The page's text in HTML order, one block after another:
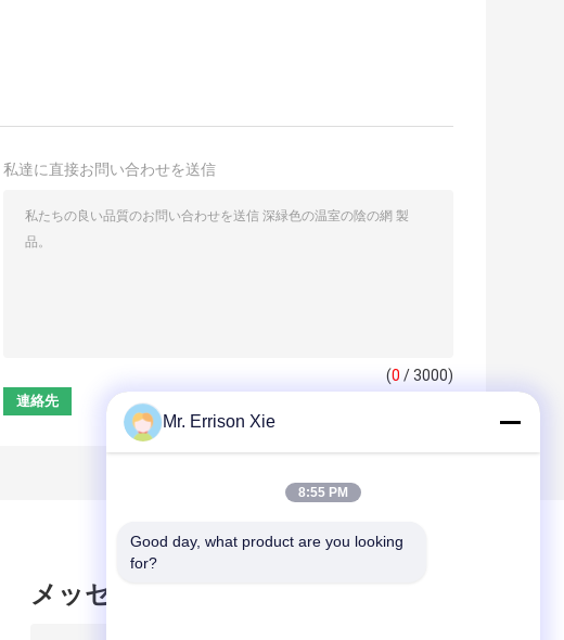
私達に直接お問い合わせを送信
(0 / 3000)
メッセージ
Mr. Errison Xie
8:55 PM
Good day, what product are you looking
for?